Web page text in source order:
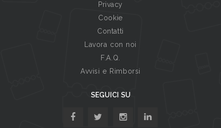
Privacy
Cookie
Contatti
Lavora con noi
F.A.Q.
Avvisi e Rimborsi
SEGUICI SU